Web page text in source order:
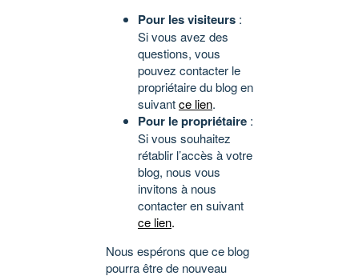
Pour les visiteurs :
Si vous avez des
questions, vous
pouvez contacter le
propriétaire du blog en
suivantce lien.
Pour le propriétaire :
Si vous souhaitez
rétablir l’accès à votre
blog, nous vous
invitons à nous
contacter en suivant
ce lien.
Nous espérons que ce blog
pourra être de nouveau